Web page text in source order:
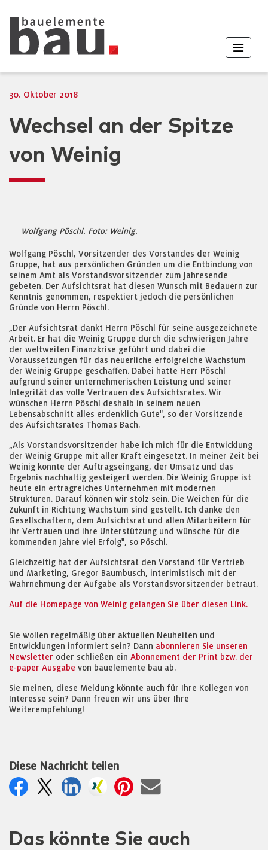
30. Oktober 2018
Wechsel an der Spitze
von Weinig
Wolfgang Pöschl. Foto: Weinig.
Wolfgang Pöschl, Vorsitzender des Vorstandes der Weinig
Gruppe, hat aus persönlichen Gründen um die Entbindung von
seinem Amt als Vorstandsvorsitzender zum Jahresende
gebeten. Der Aufsichtsrat hat diesen Wunsch mit Bedauern zur
Kenntnis genommen, respektiert jedoch die persönlichen
Gründe von Herrn Pöschl.
„Der Aufsichtsrat dankt Herrn Pöschl für seine ausgezeichnete
Arbeit. Er hat die Weinig Gruppe durch die schwierigen Jahre
der weltweiten Finanzkrise geführt und dabei die
Voraussetzungen für das neuerliche erfolgreiche Wachstum
der Weinig Gruppe geschaffen. Dabei hatte Herr Pöschl
aufgrund seiner unternehmerischen Leistung und seiner
Integrität das volle Vertrauen des Aufsichtsrates. Wir
wünschen Herrn Pöschl deshalb in seinem neuen
Lebensabschnitt alles erdenklich Gute", so der Vorsitzende
des Aufsichtsrates Thomas Bach.
„Als Vorstandsvorsitzender habe ich mich für die Entwicklung
der Weinig Gruppe mit aller Kraft eingesetzt. In meiner Zeit bei
Weinig konnte der Auftragseingang, der Umsatz und das
Ergebnis nachhaltig gesteigert werden. Die Weinig Gruppe ist
heute ein ertragreiches Unternehmen mit modernen
Strukturen. Darauf können wir stolz sein. Die Weichen für die
Zukunft in Richtung Wachstum sind gestellt. Ich danke den
Gesellschaftern, dem Aufsichtsrat und allen Mitarbeitern für
ihr Vertrauen und ihre Unterstützung und wünsche für die
kommenden Jahre viel Erfolg", so Pöschl.
Gleichzeitig hat der Aufsichtsrat den Vorstand für Vertrieb
und Marketing, Gregor Baumbusch, interimistisch mit der
Wahrnehmung der Aufgabe als Vorstandsvorsitzender betraut.
Auf die Homepage von Weinig gelangen Sie über diesen Link.
Sie wollen regelmäßig über aktuellen Neuheiten und
Entwicklungen informiert sein? Dann abonnieren Sie unseren
Newsletter oder schließen ein Abonnement der Print bzw. der
e-paper Ausgabe von bauelemente bau ab.
Sie meinen, diese Meldung könnte auch für Ihre Kollegen von
Interesse sein? Dann freuen wir uns über Ihre
Weiterempfehlung!
Diese Nachricht teilen
Das könnte Sie auch